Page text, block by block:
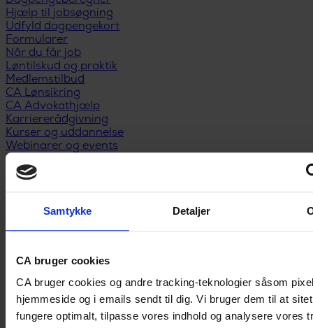
Samtykke Detaljer
CA bruger cookies
CA bruger cookies og andre tracking-teknologier såsom
hjemmeside og i emails sendt til dig. Vi bruger dem til at
fungere optimalt, tilpasse vores indhold og analysere vores
Hjælp til jobsøgning
Udfyld dagpengekort
Formularer
Når du får job
Løntilskud og praktik
Medlemstilbud
CA Lønsikring
CA Advokathjælp
Karriererådgivning
Kurser og uddannelse
Webinarer og events
Medlemsfordele
Privatøkonomi